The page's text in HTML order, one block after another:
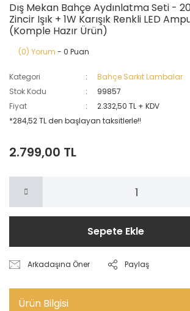
Dış Mekan Bahçe Aydınlatma Seti -
Zincir Işık + 1W Karışık Renkli LED
(Komple Hazır Ürün)
(0) Yorum - 0 Puan
Kategori
Bahçe Sarkıt Lambalar
Stok Kodu
99857
Fiyat
2.332,50 TL + KDV
*284,52 TL den başlayan taksitlerle!!
2.799,00 TL
Sepete Ekle
Arkadaşına Öner Paylaş
Ürün Bilgisi